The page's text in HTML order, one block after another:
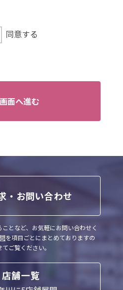
ホームページや電子メ
含む。以下「書面」と
する回答、資料送付、
合
又は財産の保護のため
あって、ご本人様の同
又は児童の健全な育成
必要がある場合であっ
を得ることが困難な場
は地方公共団体又はそ
法令の定める事務を遂
同意する
面へ進む
・お問い合わせ
となど、お気軽にお問い合わせく
を項目ごとにまとめておりますの
ご覧ください。
店舗一覧